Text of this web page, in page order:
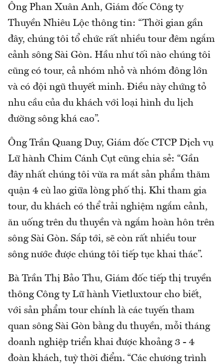
Ông Phan Xuân Anh, Giám đốc Công ty
Thuyền Nhiêu Lộc thông tin: “Thời gian gần
đây, chúng tôi tổ chức rất nhiều tour đêm ngắm
cảnh sông Sài Gòn. Hầu như tối nào chúng tôi
cũng có tour, cả nhóm nhỏ và nhóm đông lớn
và có đội ngũ thuyết minh. Điều này chứng tỏ
nhu cầu của du khách với loại hình du lịch
đường sông khá cao”.
Ông Trần Quang Duy, Giám đốc CTCP Dịch vụ
Lữ hành Chim Cánh Cụt cũng chia sẻ: “Gần
đây nhất chúng tôi vừa ra mắt sản phẩm thăm
quận 4 cù lao giữa lòng phố thị. Khi tham gia
tour, du khách có thể trải nghiệm ngắm cảnh,
ăn uống trên du thuyền và ngắm hoàn hôn trên
sông Sài Gòn. Sắp tới, sẽ còn rất nhiều tour
sông nước được chúng tôi tiếp tục khai thác”.
Bà Trần Thị Bảo Thu, Giám đốc tiếp thị truyền
thông Công ty Lữ hành Vietluxtour cho biết,
với sản phẩm tour chính là các tuyến tham
quan sông Sài Gòn bằng du thuyền, mỗi tháng
doanh nghiệp triển khai được khoảng 3 - 4
đoàn khách, tuỳ thời điểm. “Các chương trình